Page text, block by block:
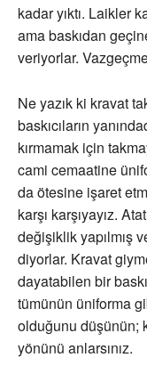
kadar yıktı. Laikler
ama baskıdan
veriyorlar.
Ne yazık ki kravat
baskıcıların
kırmamak için
cami cemaatine
da ötesine işaret
karşı karşıyayız.
değişiklik yapılmış
diyorlar. Kravat
dayatabilen bir
tümünün üniforma
olduğunu düşünün;
yönünü anlarsınız.